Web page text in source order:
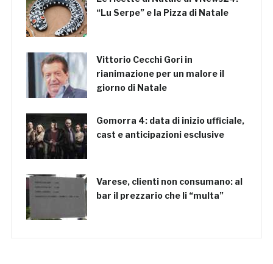
“Lu Serpe” e la Pizza di Natale
Vittorio Cecchi Gori in
rianimazione per un malore il
giorno di Natale
Gomorra 4: data di inizio ufficiale,
cast e anticipazioni esclusive
Varese, clienti non consumano: al
bar il prezzario che li “multa”